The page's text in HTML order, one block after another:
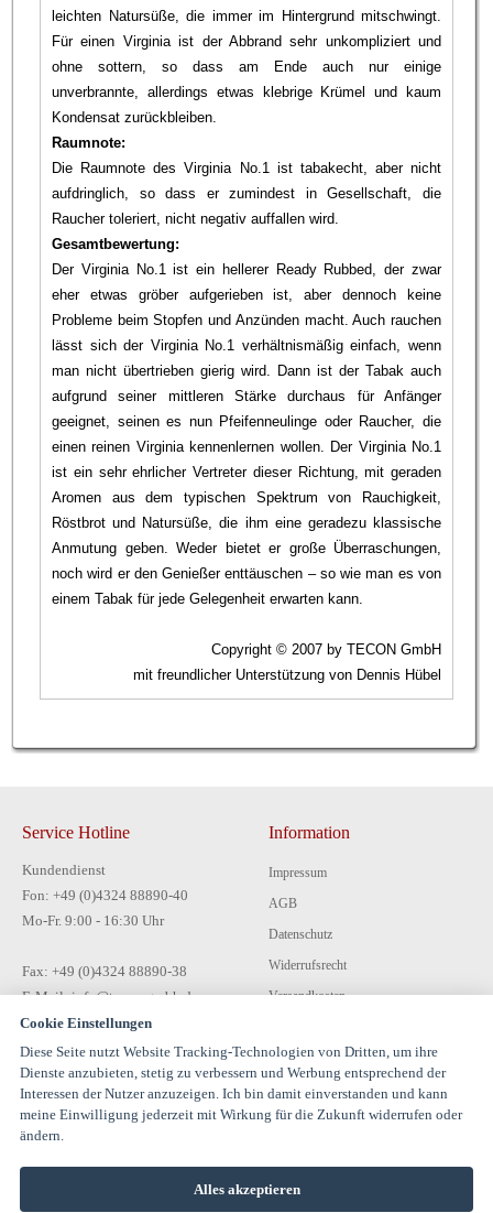
leichten Natursüße, die immer im Hintergrund mitschwingt.
Für einen Virginia ist der Abbrand sehr unkompliziert und
ohne sottern, so dass am Ende auch nur einige
unverbrannte, allerdings etwas klebrige Krümel und kaum
Kondensat zurückbleiben.
Raumnote:
Die Raumnote des Virginia No.1 ist tabakecht, aber nicht
aufdringlich, so dass er zumindest in Gesellschaft, die
Raucher toleriert, nicht negativ auffallen wird.
Gesamtbewertung:
Der Virginia No.1 ist ein hellerer Ready Rubbed, der zwar
eher etwas gröber aufgerieben ist, aber dennoch keine
Probleme beim Stopfen und Anzünden macht. Auch rauchen
lässt sich der Virginia No.1 verhältnismäßig einfach, wenn
man nicht übertrieben gierig wird. Dann ist der Tabak auch
aufgrund seiner mittleren Stärke durchaus für Anfänger
geeignet, seinen es nun Pfeifenneulinge oder Raucher, die
einen reinen Virginia kennenlernen wollen. Der Virginia No.1
ist ein sehr ehrlicher Vertreter dieser Richtung, mit geraden
Aromen aus dem typischen Spektrum von Rauchigkeit,
Röstbrot und Natursüße, die ihm eine geradezu klassische
Anmutung geben. Weder bietet er große Überraschungen,
noch wird er den Genießer enttäuschen – so wie man es von
einem Tabak für jede Gelegenheit erwarten kann.
Copyright © 2007 by TECON GmbH
mit freundlicher Unterstützung von Dennis Hübel
Service Hotline
Kundendienst
Fon: +49 (0)4324 88890-40
Mo-Fr. 9:00 - 16:30 Uhr
Fax: +49 (0)4324 88890-38
E-Mail: info@tecon-gmbh.de
Information
Impressum
AGB
Datenschutz
Widerrufsrecht
Versandkosten
Kontakt
Cookie Einstellungen
Diese Seite nutzt Website Tracking-Technologien von Dritten, um ihre
Dienste anzubieten, stetig zu verbessern und Werbung entsprechend der
Interessen der Nutzer anzuzeigen. Ich bin damit einverstanden und kann
meine Einwilligung jederzeit mit Wirkung für die Zukunft widerrufen oder
ändern.
Alles akzeptieren